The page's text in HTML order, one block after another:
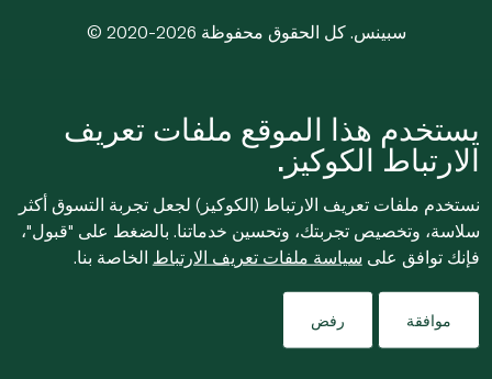
© 2020-2026 سبينس. كل الحقوق محفوظة
يستخدم هذا الموقع ملفات تعريف
الارتباط الكوكيز.
نستخدم ملفات تعريف الارتباط (الكوكيز) لجعل تجربة التسوق أكثر
سلاسة، وتخصيص تجربتك، وتحسين خدماتنا. بالضغط على "قبول"،
فإنك توافق على سياسة ملفات تعريف الارتباط الخاصة بنا.
موافقة رفض